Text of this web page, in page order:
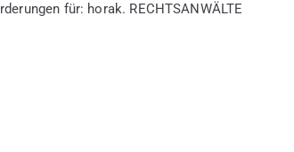
für: horak. RECHTSANWÄLTE